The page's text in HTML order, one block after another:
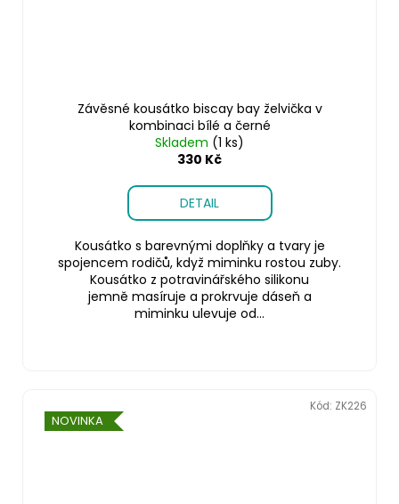
Závěsné kousátko biscay bay želvička v
kombinaci bílé a černé
Skladem (1 ks)
330 Kč
DETAIL
Kousátko s barevnými doplňky a tvary je
spojencem rodičů, když miminku rostou zuby.
Kousátko z potravinářského silikonu
jemně masíruje a prokrvuje dáseň a
miminku ulevuje od...
NOVINKA
Kód: ZK226